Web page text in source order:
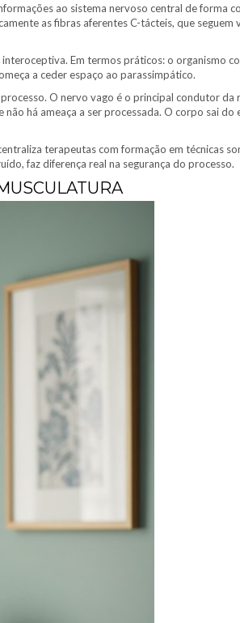
ao sistema nervoso central de forma
as fibras aferentes C-tácteis, que seguem
Em termos práticos: o organismo
a ceder espaço ao parassimpático.
O nervo vago é o principal condutor da
há ameaça a ser processada. O corpo sai do
terapeutas com formação em técnicas
faz diferença real na segurança do processo.